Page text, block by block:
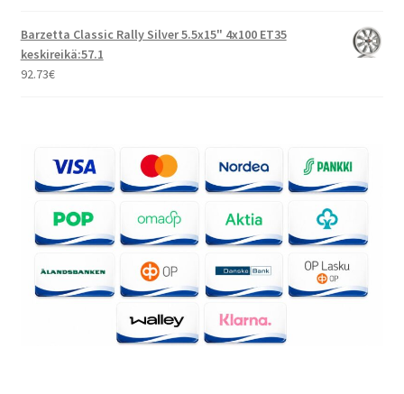
Barzetta Classic Rally Silver 5.5x15" 4x100 ET35
keskireikä:57.1
92.73€